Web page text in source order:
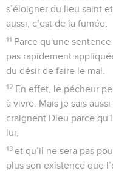
s’éloigner du lieu saint
aussi, c’est de la fumée.
11 Parce qu'une
pas rapidement
du désir de faire le mal.
12 En effet, le pécheur
à vivre. Mais je sais
craignent Dieu parce
lui,
13 et qu’il ne sera pas
plus son existence que